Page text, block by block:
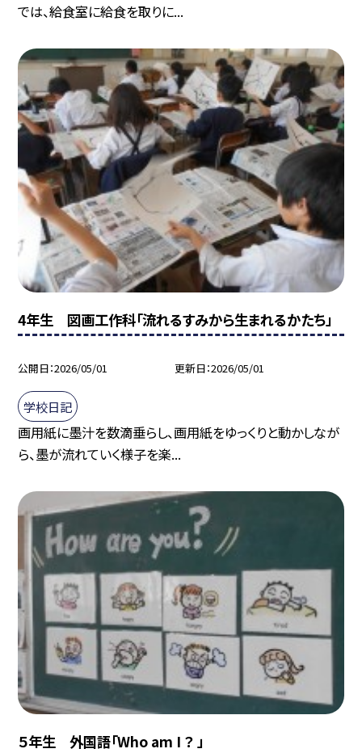
では、給食室に給食を取りに...
4年生 図画工作科「流れるすみから生まれるかたち」
公開日 2026/05/01 更新日 2026/05/01
学校日記
画用紙に墨汁を数滴垂らし、画用紙をゆっくりと動かしなが
ら、墨が流れていく様子を楽...
５年生 外国語「Who am I ？ 」